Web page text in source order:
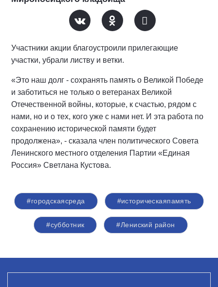
Участники акции благоустроили прилегающие
участки, убрали листву и ветки.
«Это наш долг - сохранять память о Великой Победе
и заботиться не только о ветеранах Великой
Отечественной войны, которые, к счастью, рядом с
нами, но и о тех, кого уже с нами нет. И эта работа по
сохранению исторической памяти будет
продолжена», - сказала член политического Совета
Ленинского местного отделения Партии «Единая
Россия» Светлана Кустова.
#городскаясреда #историческаяпамять
#субботник #Лениский район